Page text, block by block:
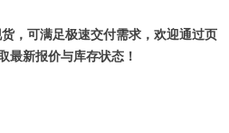
，可满足极速交付需求，欢迎通过页
最新报价与库存状态！